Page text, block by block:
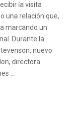
la visita
una relación que,
marcando un
Durante la
nuevo
directora
…